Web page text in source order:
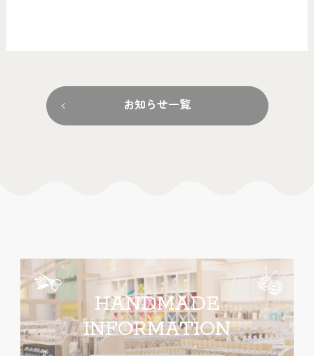
お知らせ一覧
HANDMADE
INFORMATION